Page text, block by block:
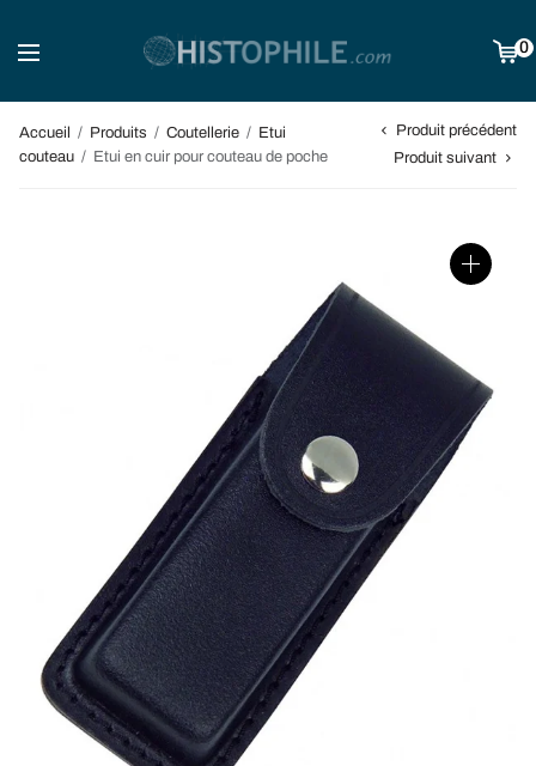
0
Accueil / Produits / Coutellerie / Etui
couteau / Etui en cuir pour couteau de poche
Produit précédent
Produit suivant